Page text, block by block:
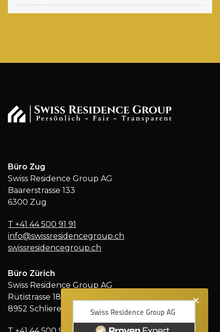
×
Büro Zug
Swiss Residence Group AG
Baarerstrasse 133
6300 Zug
T +41 44 500 91 91
info@swissresidencegroup.ch
swissresidencegroup.ch
Büro Zürich
Swiss Residence Group AG
Rütistrasse 18
8952 Schlieren